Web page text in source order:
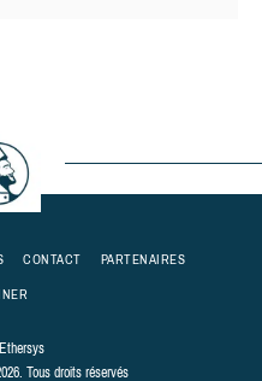
CONTACT
PARTENAIRES
Ethersys
Tous droits réservés